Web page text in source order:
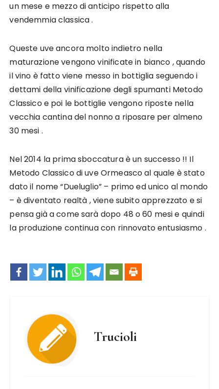
un mese e mezzo di anticipo rispetto alla
vendemmia classica .
Queste uve ancora molto indietro nella
maturazione vengono vinificate in bianco , quando
il vino è fatto viene messo in bottiglia seguendo i
dettami della vinificazione degli spumanti Metodo
Classico e poi le bottiglie vengono riposte nella
vecchia cantina del nonno a riposare per almeno
30 mesi .
Nel 2014 la prima sboccatura è un successo !! Il
Metodo Classico di uve Ormeasco al quale è stato
dato il nome “Dueluglio” – primo ed unico al mondo
– è diventato realtà , viene subito apprezzato e si
pensa già a come sarà dopo 48 o 60 mesi e quindi
la produzione continua con rinnovato entusiasmo .
Trucioli